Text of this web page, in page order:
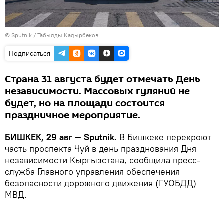
© Sputnik / Табылды Кадырбеков
Подписаться
Страна 31 августа будет отмечать День
независимости. Массовых гуляний не
будет, но на площади состоится
праздничное мероприятие.
БИШКЕК, 29 авг — Sputnik. В Бишкеке перекроют
часть проспекта Чуй в день празднования Дня
независимости Кыргызстана, сообщила пресс-
служба Главного управления обеспечения
безопасности дорожного движения (ГУОБДД)
МВД.